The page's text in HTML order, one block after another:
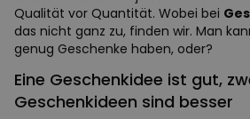
Qualität vor Quantität. Wobei bei
das nicht ganz zu, finden wir. Man
genug Geschenke haben, oder?
Eine Geschenkidee ist gut,
Geschenkideen sind besser